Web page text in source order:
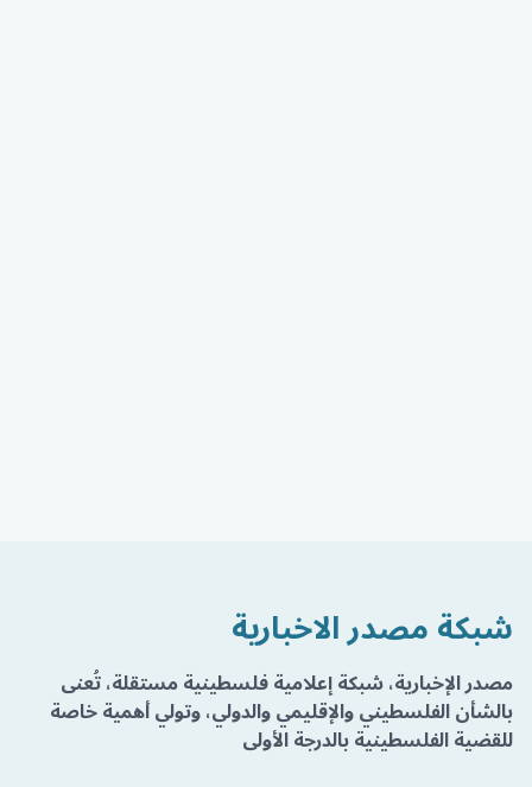
شبكة مصدر الاخبارية
مصدر الإخبارية، شبكة إعلامية فلسطينية مستقلة، تُعنى
بالشأن الفلسطيني والإقليمي والدولي، وتولي أهمية خاصة
للقضية الفلسطينية بالدرجة الأولى